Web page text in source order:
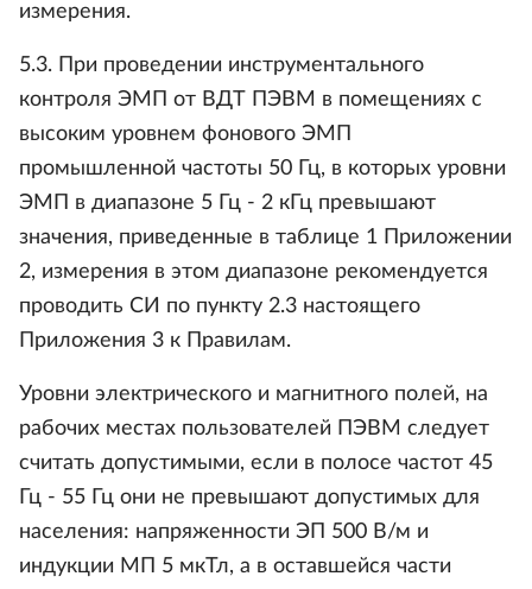
измерения.
5.3. При проведении инструментального
контроля ЭМП от ВДТ ПЭВМ в помещениях с
высоким уровнем фонового ЭМП
промышленной частоты 50 Гц, в которых уровни
ЭМП в диапазоне 5 Гц - 2 кГц превышают
значения, приведенные в таблице 1 Приложении
2, измерения в этом диапазоне рекомендуется
проводить СИ по пункту 2.3 настоящего
Приложения 3 к Правилам.
Уровни электрического и магнитного полей, на
рабочих местах пользователей ПЭВМ следует
считать допустимыми, если в полосе частот 45
Гц - 55 Гц они не превышают допустимых для
населения: напряженности ЭП 500 В/м и
индукции МП 5 мкТл, а в оставшейся части